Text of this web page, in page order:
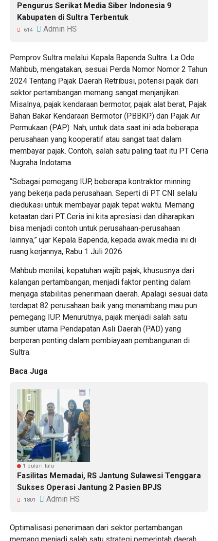
Pengurus Serikat Media Siber Indonesia 9
Kabupaten di Sultra Terbentuk
614 Admin HS
Pemprov Sultra melalui Kepala Bapenda Sultra. La Ode
Mahbub, mengatakan, sesuai Perda Nomor Nomor 2 Tahun
2024 Tentang Pajak Daerah Retribusi, potensi pajak dari
sektor pertambangan memang sangat menjanjikan.
Misalnya, pajak kendaraan bermotor, pajak alat berat, Pajak
Bahan Bakar Kendaraan Bermotor (PBBKP) dan Pajak Air
Permukaan (PAP). Nah, untuk data saat ini ada beberapa
perusahaan yang kooperatif atau sangat taat dalam
membayar pajak. Contoh, salah satu paling taat itu PT Ceria
Nugraha Indotama.
“Sebagai pemegang IUP, beberapa kontraktor minning
yang bekerja pada perusahaan. Seperti di PT CNI selalu
diedukasi untuk membayar pajak tepat waktu. Memang
ketaatan dari PT Ceria ini kita apresiasi dan diharapkan
bisa menjadi contoh untuk perusahaan-perusahaan
lainnya,” ujar Kepala Bapenda, kepada awak media ini di
ruang kerjannya, Rabu 1 Juli 2026.
Mahbub menilai, kepatuhan wajib pajak, khususnya dari
kalangan pertambangan, menjadi faktor penting dalam
menjaga stabilitas penerimaan daerah. Apalagi sesuai data
terdapat 82 perusahaan baik yang menambang mau pun
pemegang IUP. Menurutnya, pajak menjadi salah satu
sumber utama Pendapatan Asli Daerah (PAD) yang
berperan penting dalam pembiayaan pembangunan di
Sultra.
Baca Juga
1 bulan lalu
Fasilitas Memadai, RS Jantung Sulawesi Tenggara
Sukses Operasi Jantung 2 Pasien BPJS
1801 Admin HS
Optimalisasi penerimaan dari sektor pertambangan